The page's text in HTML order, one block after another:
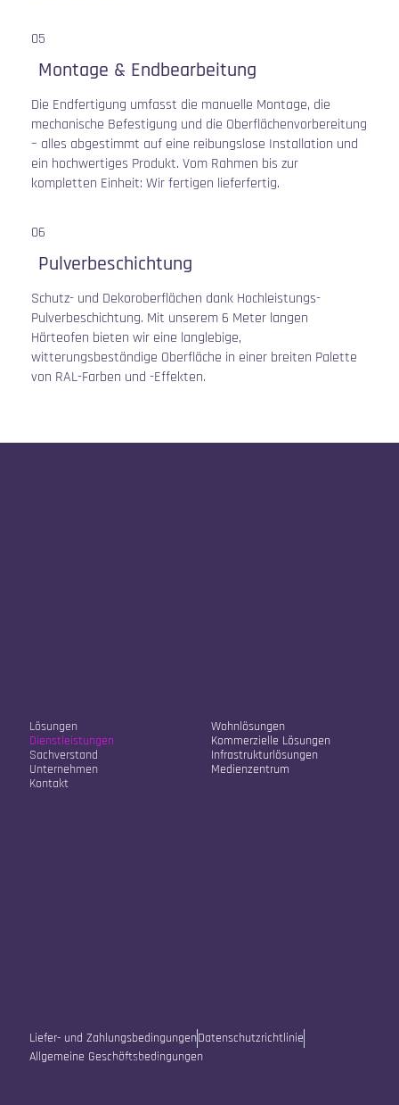
05
Montage & Endbearbeitung
Die Endfertigung umfasst die manuelle Montage, die
mechanische Befestigung und die Oberflächenvorbereitung
– alles abgestimmt auf eine reibungslose Installation und
ein hochwertiges Produkt. Vom Rahmen bis zur
kompletten Einheit: Wir fertigen lieferfertig.
06
Pulverbeschichtung
Schutz- und Dekoroberflächen dank Hochleistungs-
Pulverbeschichtung. Mit unserem 6 Meter langen
Härteofen bieten wir eine langlebige,
witterungsbeständige Oberfläche in einer breiten Palette
von RAL-Farben und -Effekten.
Lösungen
Dienstleistungen
Sachverstand
Unternehmen
Kontakt
Wohnlösungen
Kommerzielle Lösungen
Infrastrukturlösungen
Medienzentrum
Liefer- und ZahlungsbedingungenDatenschutzrichtlinie
Allgemeine Geschäftsbedingungen
© 2025 Vista Fusion LLC